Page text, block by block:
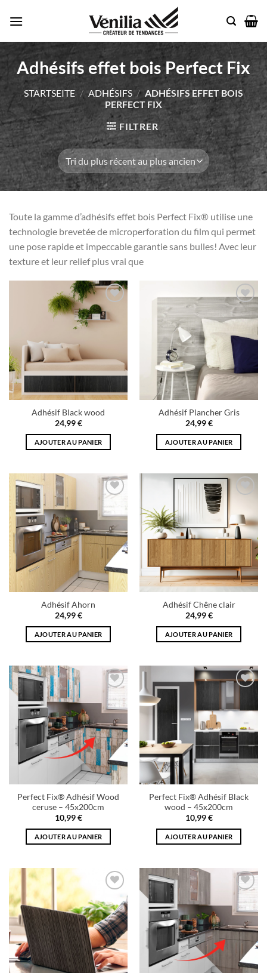
Adhésifs effet bois Perfect Fix
STARTSEITE / ADHÉSIFS / ADHÉSIFS EFFET BOIS
PERFECT FIX
FILTRER
Toute la gamme d’adhésifs effet bois Perfect Fix® utilise une
technologie brevetée de microperforation du film qui permet
une pose rapide et impeccable garantie sans bulles! Avec leur
texture et leur relief plus vrai que
Add to
wishlist
Adhésif Black wood
24,99€
AJOUTER AU PANIER
Add to
wishlist
Adhésif Plancher Gris
24,99€
AJOUTER AU PANIER
wishlist
Adhésif Ahorn
24,99€
AJOUTER AU PANIER
Adhésif Chêne clair
24,99€
AJOUTER AU PANIER
wishlist
Perfect Fix® Adhésif Wood
ceruse – 45x200cm
10,99€
AJOUTER AU PANIER
Add to
wishlist
Perfect Fix® Adhésif Black
wood – 45x200cm
10,99€
AJOUTER AU PANIER
Add to
wishlist
wishlist